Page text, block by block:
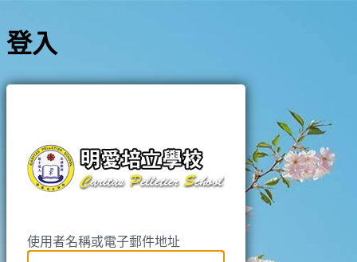
登入
https://
使用者名稱或電子郵件地址